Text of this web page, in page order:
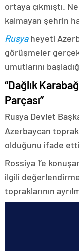
ortaya çıkmıştı.
kalmayan şehrin
Rusyaheyeti
görüşmeler
umutlarını
“Dağlık
Parçası”
Rusya Devlet
Azerbaycan
olduğunu ifade etti.
Rossiya 1’e
ilgili
topraklarının